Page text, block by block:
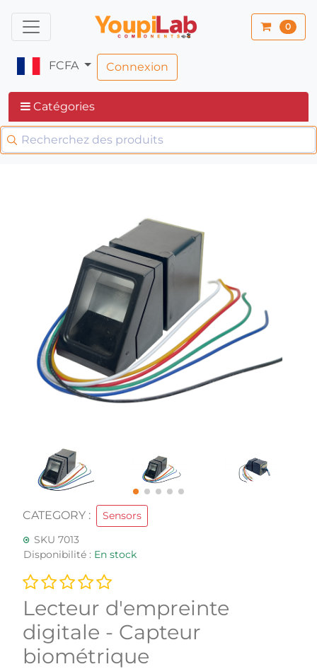
0
FCFA Connexion
Catégories
CATEGORY :
Sensors
SKU 7013
Disponibilité : En stock
Lecteur d'empreinte
digitale - Capteur
biométrique